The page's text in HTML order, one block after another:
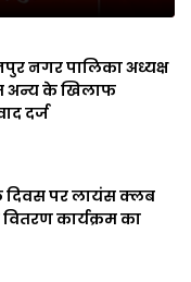
नगर पालिका अध्यक्ष
अन्य के खिलाफ
दर्ज
दिवस पर लायंस क्लब
कार्यक्रम का